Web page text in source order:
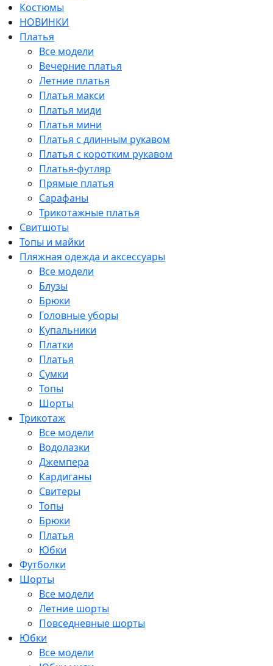
Костюмы
НОВИНКИ
Платья
Все модели
Вечерние платья
Летние платья
Платья макси
Платья миди
Платья мини
Платья с длинным рукавом
Платья с коротким рукавом
Платья-футляр
Прямые платья
Сарафаны
Трикотажные платья
Свитшоты
Топы и майки
Пляжная одежда и аксессуары
Все модели
Блузы
Брюки
Головные уборы
Купальники
Платки
Платья
Сумки
Топы
Шорты
Трикотаж
Все модели
Водолазки
Джемпера
Кардиганы
Свитеры
Топы
Брюки
Платья
Юбки
Футболки
Шорты
Все модели
Летние шорты
Повседневные шорты
Юбки
Все модели